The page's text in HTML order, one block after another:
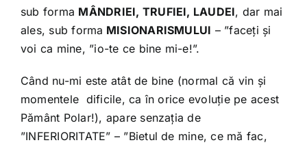
sub forma MÂNDRIEI, TRUFIEI, LAUDEI, dar mai
ales, sub forma MISIONARISMULUI – ”faceți și
voi ca mine, ”io-te ce bine mi-e!”.
Când nu-mi este atât de bine (normal că vin și
momentele dificile, ca în orice evoluție pe acest
Pământ Polar!), apare senzația de
”INFERIORITATE” – ”Bietul de mine, ce mă fac,